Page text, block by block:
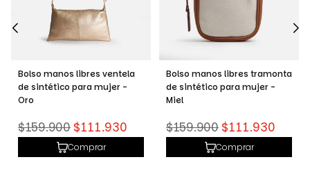
Bolso manos libres ventela
de sintético para mujer -
Oro
Precio
habitual
$159.900 $111.930
Comprar
Bolso manos libres tramonta
de sintético para mujer -
Miel
Precio
habitual
$159.900 $111.930
Comprar